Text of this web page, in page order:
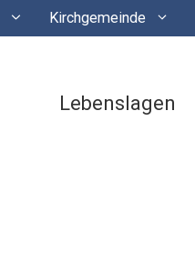
Kirchgemeinde
Lebenslagen